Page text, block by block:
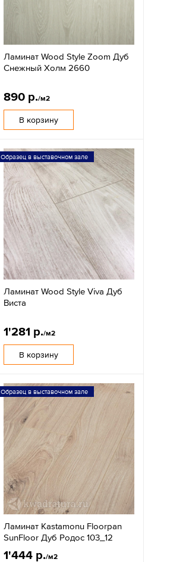
Ламинат Wood Style Zoom Дуб
Снежный Холм 2660
890 р./м2
В корзину
Образец в выставочном зале
Ламинат Wood Style Viva Дуб
Виста
1'281 р./м2
В корзину
Образец в выставочном зале
Ламинат Kastamonu Floorpan
SunFloor Дуб Родос 103_12
1'444 р./м2